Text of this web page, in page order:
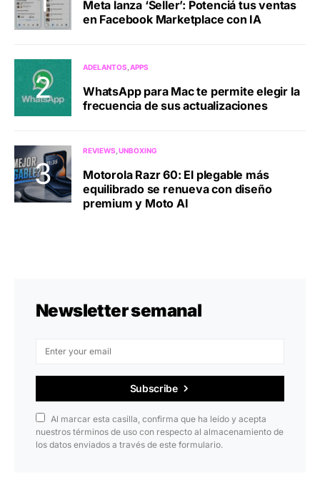
Meta lanza ‘Seller’: Potenciá tus ventas
en Facebook Marketplace con IA
ADELANTOS APPS
WhatsApp para Mac te permite elegir la
frecuencia de sus actualizaciones
REVIEWS UNBOXING
Motorola Razr 60: El plegable más
equilibrado se renueva con diseño
premium y Moto AI
Newsletter semanal
Subscribe
Al marcar esta casilla, confirma que ha leído y acepta
nuestros términos de uso con respecto al almacenamiento de
los datos enviados a través de este formulario.